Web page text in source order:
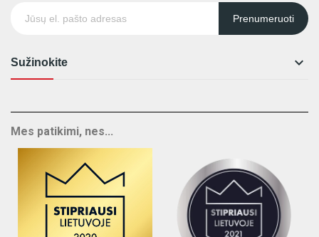
Prenumeruoti
Sužinokite 
Mes patikimi, nes...